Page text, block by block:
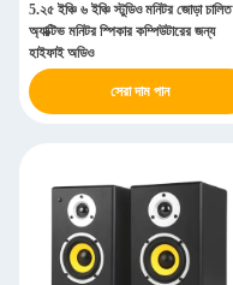
5.২৫ ইঞ্চি ৬ ইঞ্চি স্টুডিও মনিটর জোড়া চালিত
অ্যাক্টিভ মনিটর স্পিকার কম্পিউটারের জন্য
হাইফাই অডিও
সেরা দাম পান